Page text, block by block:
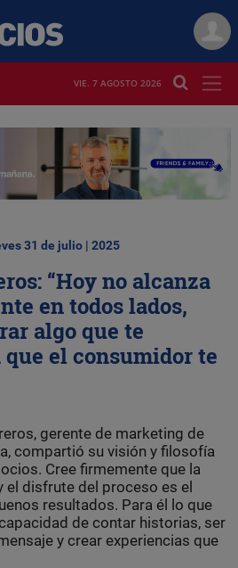
VIE. 7 AGOSTO 2026
31 de julio | 2025
“Hoy no alcanza
en todos lados,
algo que te
el consumidor te
gerente de marketing de
compartió su visión y filosofía
Cree firmemente que la
el disfrute del proceso es el
resultados. Para él lo que
de contar historias, ser
y crear experiencias que